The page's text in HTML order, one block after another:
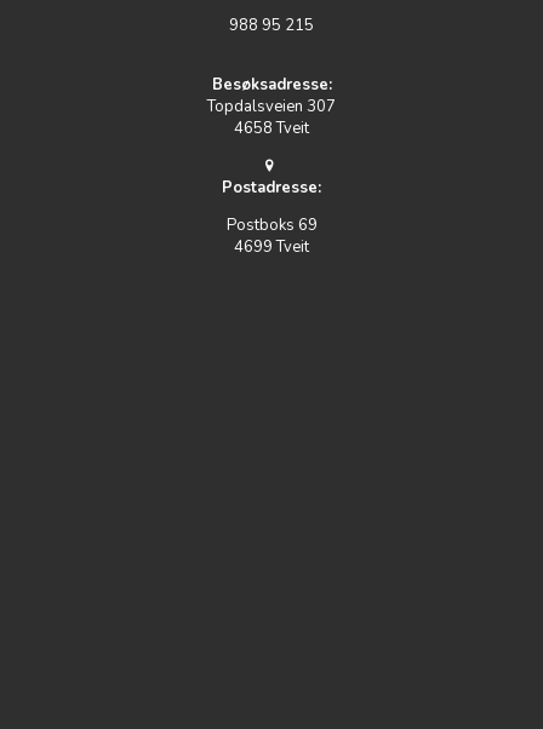
988 95 215
Besøksadresse:
Topdalsveien 307
4658 Tveit
Postadresse:
Postboks 69
4699 Tveit